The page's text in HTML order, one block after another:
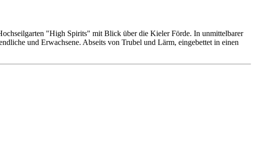
"High Spirits" mit Blick über die Kieler Förde. In unmittelbarer
und Erwachsene. Abseits von Trubel und Lärm, eingebettet in einen